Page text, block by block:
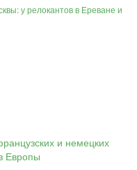
у релокантов в Ереване и